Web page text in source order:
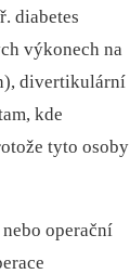
diabetes
výkonech na
divertikulární
kde
tyto osoby
operační